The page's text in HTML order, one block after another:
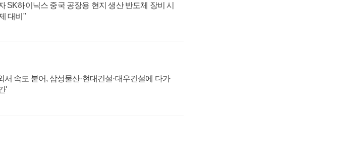
SK하이닉스 중국 공장용 현지 생산 반도체 장비 시
대비"
서 속도 붙어, 삼성물산·현대건설·대우건설에 다가
'